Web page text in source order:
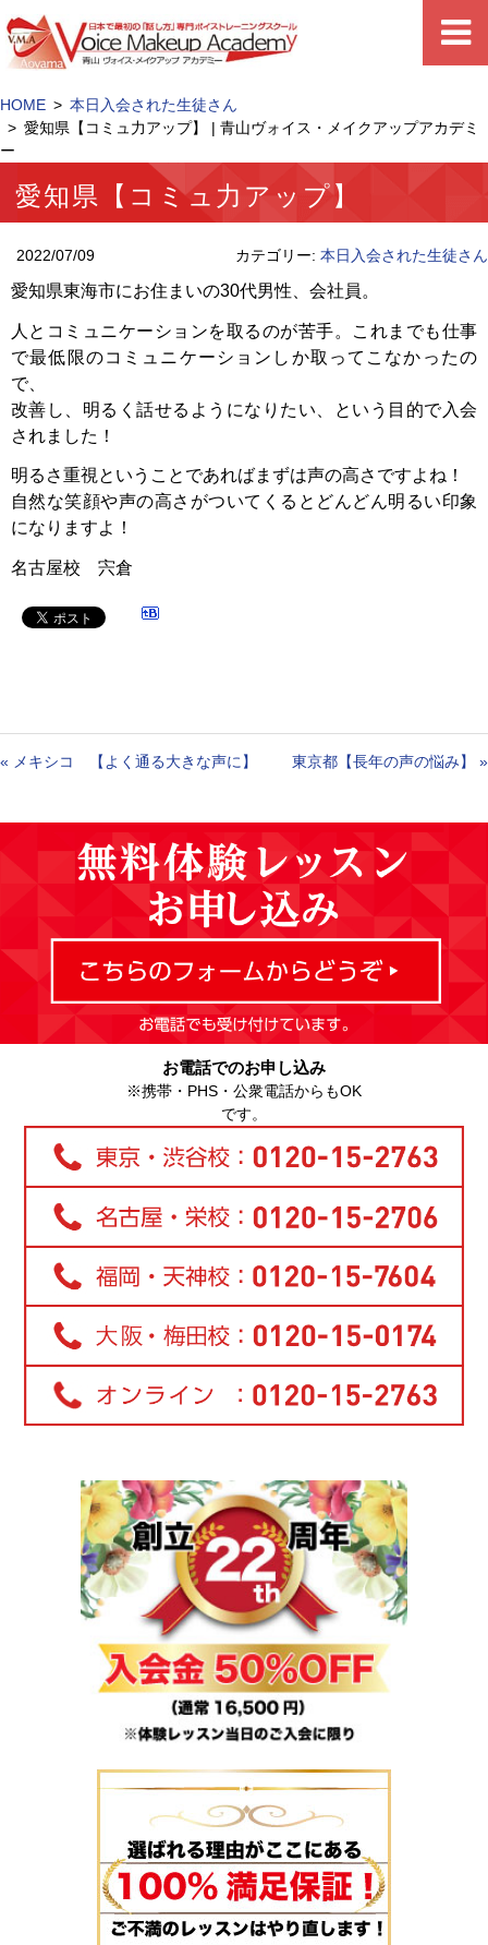
HOME
本日入会された生徒さん
愛知県【コミュ力アップ】 | 青山ヴォイス・メイクアップアカデミ
ー
愛知県【コミュ力アップ】
2022/07/09 カテゴリー: 本日入会された生徒さん
愛知県東海市にお住まいの30代男性、会社員。
人とコミュニケーションを取るのが苦手。これまでも仕事
で最低限のコミュニケーションしか取ってこなかったの
で、
改善し、明るく話せるようになりたい、という目的で入会
されました！
明るさ重視ということであればまずは声の高さですよね！
自然な笑顔や声の高さがついてくるとどんどん明るい印象
になりますよ！
名古屋校 宍倉
« メキシコ 【よく通る大きな声に】 東京都【長年の声の悩み】 »
お電話でのお申し込み
※携帯・PHS・公衆電話からもOK
です。